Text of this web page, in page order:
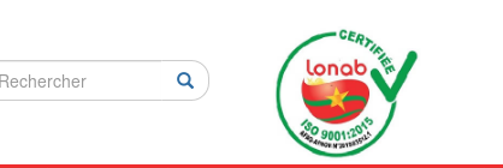
Rechercher